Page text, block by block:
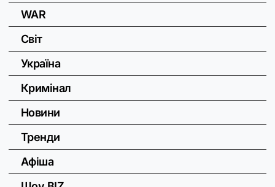
WAR
Світ
Україна
Кримінал
Новини
Тренди
Афіша